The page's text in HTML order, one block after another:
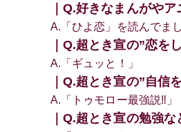
｜Q.好きなまんがやア
A.「ひよ恋」を読んでま
｜Q.超とき宣の”恋を
A.「ギュッと！」
｜Q.超とき宣の”自信
A.「トゥモロー最強説‼」
｜Q.超とき宣の勉強